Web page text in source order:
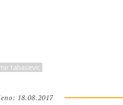
tabasevic
18.08.2017